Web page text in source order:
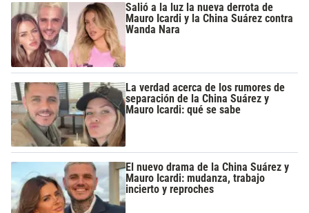
Salió a la luz la nueva derrota de
Mauro Icardi y la China Suárez contra
Wanda Nara
La verdad acerca de los rumores de
separación de la China Suárez y
Mauro Icardi: qué se sabe
El nuevo drama de la China Suárez y
Mauro Icardi: mudanza, trabajo
incierto y reproches